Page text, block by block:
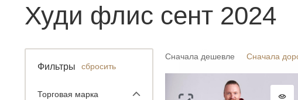
Худи флис сент 2024
Фильтры сбросить
Торговая марка
Сначала дешевле Сначала